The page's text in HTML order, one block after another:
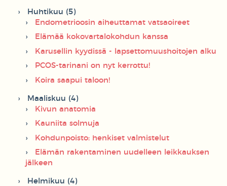
Huhtikuu (5)
Endometrioosin aiheuttamat vatsaoireet
Elämää kokovartalokohdun kanssa
Karusellin kyydissä - lapsettomuushoitojen alku
PCOS-tarinani on nyt kerrottu!
Koira saapui taloon!
Maaliskuu (4)
Kivun anatomia
Kauniita solmuja
Kohdunpoisto: henkiset valmistelut
Elämän rakentaminen uudelleen leikkauksen
jälkeen
Helmikuu (4)